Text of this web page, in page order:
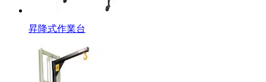
昇降式作業台